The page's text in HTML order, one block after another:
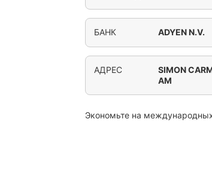
БАНК ADYEN N.V.
АДРЕС
SIMON
AM
Экономьте на